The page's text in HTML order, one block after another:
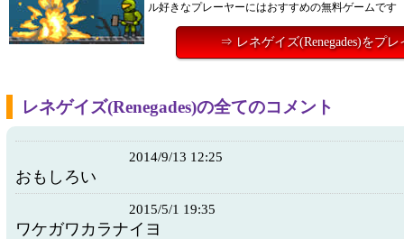
ル好きなプレーヤーにはおすすめの無料ゲームです
⇒ レネゲイズ(Renegades)をプレ
レネゲイズ(Renegades)の全てのコメント
2014/9/13 12:25
おもしろい
2015/5/1 19:35
ワケガワカラナイヨ